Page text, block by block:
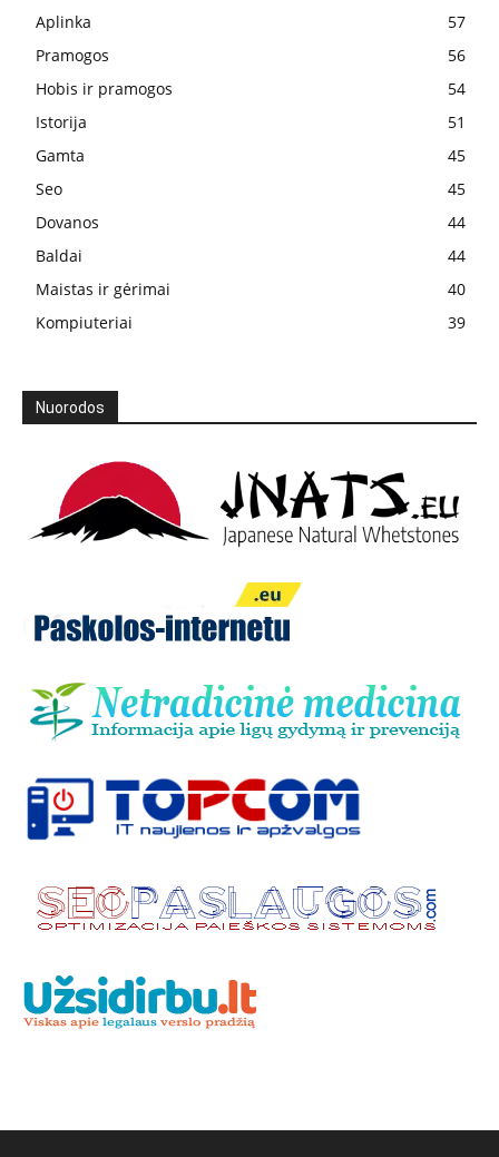
Aplinka
57
Pramogos
56
Hobis ir pramogos
54
Istorija
51
Gamta
45
Seo
45
Dovanos
44
Baldai
44
Maistas ir gėrimai
40
Kompiuteriai
39
Nuorodos